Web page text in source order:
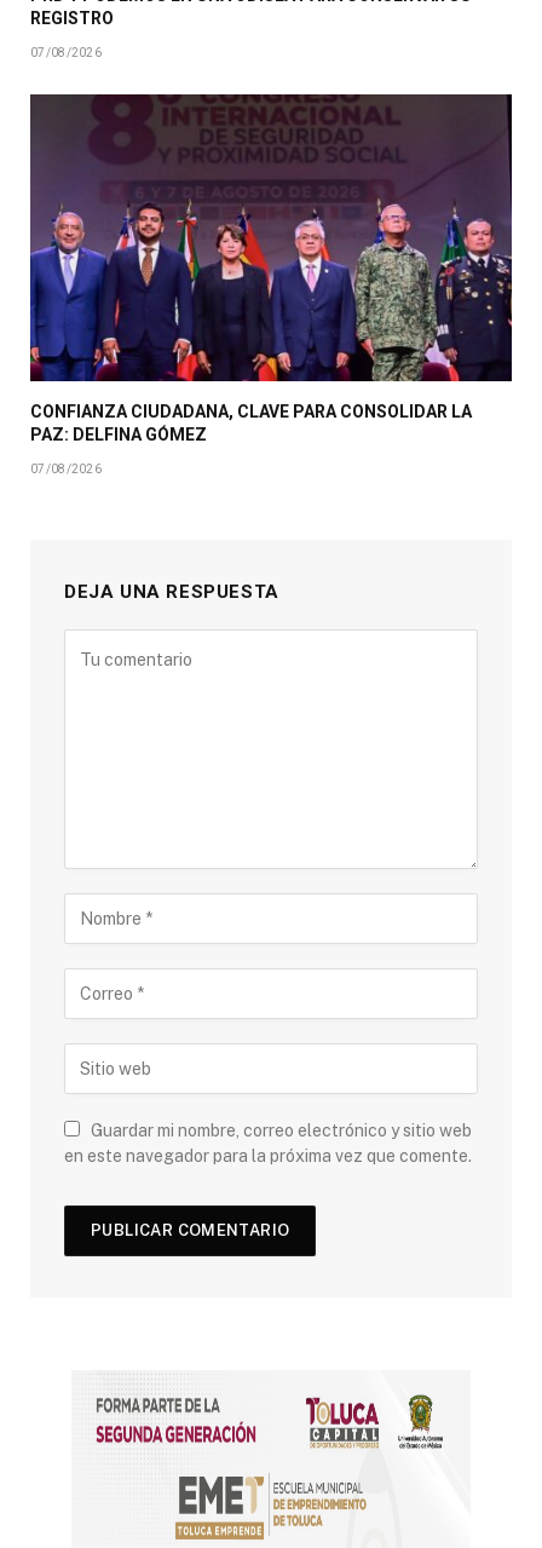
REGISTRO
07/08/2026
CONFIANZA CIUDADANA, CLAVE PARA CONSOLIDAR LA
PAZ: DELFINA GÓMEZ
07/08/2026
DEJA UNA RESPUESTA
Guardar mi nombre, correo electrónico y sitio web
en este navegador para la próxima vez que comente.